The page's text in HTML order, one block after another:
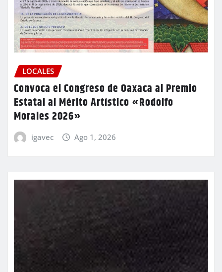
LOCALES
Convoca el Congreso de Oaxaca al Premio
Estatal al Mérito Artístico «Rodolfo
Morales 2026»
igavec Ago 1, 2026